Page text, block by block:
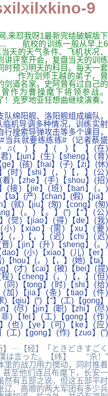
9
,来怼我呀1最新完结破解版下
... 航校的训练一般从早上6
天的天气条件、飞机状况、
讲评室开会，复盘当天的训练
时预习明天的科目。每天一套
作为剑师王越的弟子，曾
剑道名家，史阿曾有过自己的
作为曹操麾下将领参战。
克罗地亚狂想曲继续演奏，
绵阳舰、洛阳舰组成编队，
机导调多种情况，训练实射
搜索导弹攻击等多个课目，
当兵就要练练练#（记者蔡盛
）♫( )【 】( )【 】(在)
)【jun】(生)【sheng】(育)
ge】(孩)【hai】(子)【zi】(休)
(时)【shi】(，)【，】(公)
)【zhe】(手)【shou】(招)
(接)【jie】(班)【ban】(，)
ta】(产)【chan】(假)【jia】
(就)【jiu】(匆)【cong】(匆)
】(。)【。】(“)【“】(公)
(觉)【jiao】(得)【de】(我)
小)【xiao】(需)【xu】(要)
(，)【，】(迟)【chi】(迟)
)【jin】(升)【sheng】(。)
】(小)【xiao】(儿)【er】
hou】(，)【，】(她)【ta】
】(才)【cai】(被)【bei】(提)
)【cheng】(，)【，】(但)
(同)【tong】(时)【shi】(给)
(加)【jia】(条)【tiao】(件)
【qiu】(“)【“】(工)【gong】
】(尽)【jin】(职)【zhi】(尽)
)【fei】(工)【gong】(作)
(也)【ye】(可)【ke】(应)
(工)【gong】(作)【zuo】(”)
【经】「ときどきすごく
は言った。【纬】 “杀！”
里的战刀用力搅动，同时推着
至他们连吕布麾下，长安一
然有五部之说，但这五部平时
辽、高顺的两大军团有多少兵